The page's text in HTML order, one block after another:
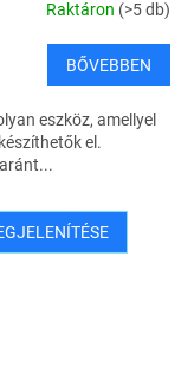
Raktáron (>5 db)
BŐVEBBEN
eszköz, amellyel
el.